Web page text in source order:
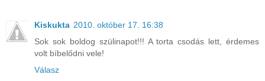
Kiskukta 2010. október 17. 16:38
Sok sok boldog szülinapot!!! A torta csodás lett, érdemes
volt bíbelődni vele!
Válasz